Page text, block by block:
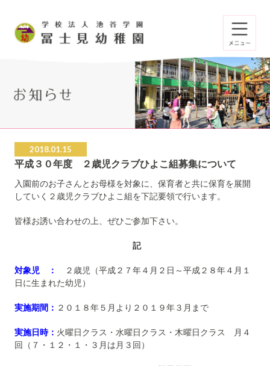
2018.01.15
平成３０年度 ２歳児クラブひよこ組募集について
入園前のお子さんとお母様を対象に、保育者と共に保育を展開
していく２歳児クラブひよこ組を下記要領で行います。
皆様お誘い合わせの上、ぜひご参加下さい。
記
対象児 ：
２歳児（平成２７年４月２日～平成２８年４月１
日に生まれた幼児）
実施期間： ２０１８年５月より２０１９年３月まで
実施日時： 火曜日クラス・水曜日クラス・木曜日クラス 月４
回（７・１２・１・３月は月３回）